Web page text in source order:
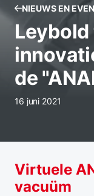
NIEUWS EN
de
16 juni 2021
Virtuele
vacuüm